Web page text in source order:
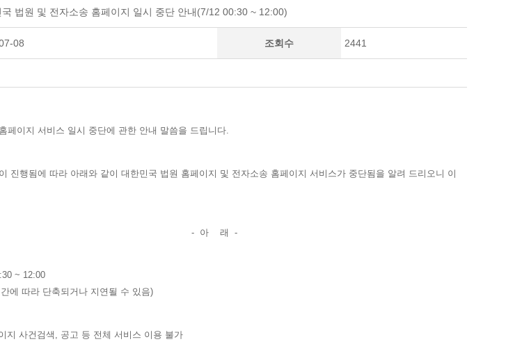
국 법원 및 전자소송 홈페이지 일시 중단 안내(7/12 00:30 ~ 12:00)
08 조회수 2441
페이지 서비스 일시 중단에 관한 안내 말씀을 드립니다.
진행됨에 따라 아래와 같이 대한민국 법원 홈페이지 및 전자소송 홈페이지 서비스가 중단됨을 알려 드리오니 이
- 아 래 -
~ 12:00
에 따라 단축되거나 지연될 수 있음)
사건검색, 공고 등 전체 서비스 이용 불가